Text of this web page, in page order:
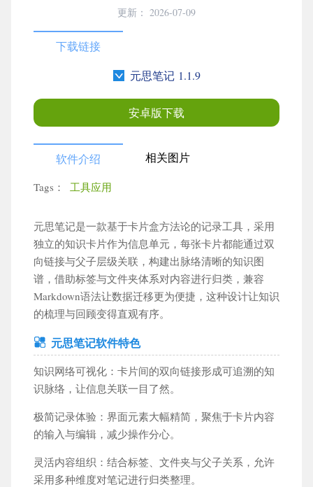
更多栏目 ×
搜索
角色扮演 动作格斗 卡牌策略 赛车竞速
休闲益智 模拟经营 音乐舞蹈
体育竞技 冒险游戏 策略塔防 辅助工具
更新： 2026-07-09
下载链接
元思笔记 1.1.9
安卓版下载
软件介绍 相关图片
Tags： 工具应用
元思笔记是一款基于卡片盒方法论的记录工具，采用
独立的知识卡片作为信息单元，每张卡片都能通过双
向链接与父子层级关联，构建出脉络清晰的知识图
谱，借助标签与文件夹体系对内容进行归类，兼容
Markdown语法让数据迁移更为便捷，这种设计让知识
的梳理与回顾变得直观有序。
元思笔记软件特色
知识网络可视化：卡片间的双向链接形成可追溯的知
识脉络，让信息关联一目了然。
极简记录体验：界面元素大幅精简，聚焦于卡片内容
的输入与编辑，减少操作分心。
灵活内容组织：结合标签、文件夹与父子关系，允许
采用多种维度对笔记进行归类整理。